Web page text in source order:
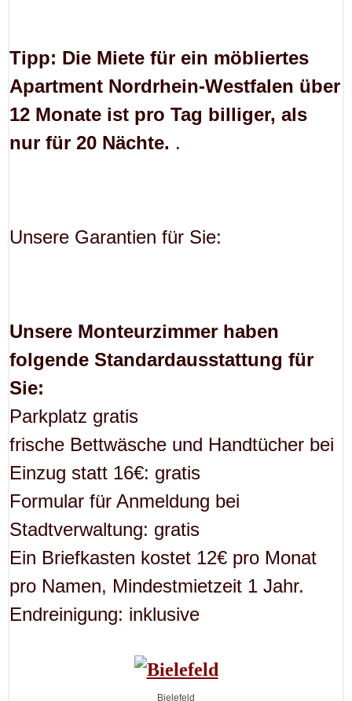
Tipp: Die Miete für ein möbliertes
Apartment Nordrhein-Westfalen über
12 Monate ist pro Tag billiger, als
nur für 20 Nächte. .
Unsere Garantien für Sie:
Unsere Monteurzimmer haben
folgende Standardausstattung für
Sie:
Parkplatz gratis
frische Bettwäsche und Handtücher bei
Einzug statt 16€: gratis
Formular für Anmeldung bei
Stadtverwaltung: gratis
Ein Briefkasten kostet 12€ pro Monat
pro Namen, Mindestmietzeit 1 Jahr.
Endreinigung: inklusive
Bielefeld